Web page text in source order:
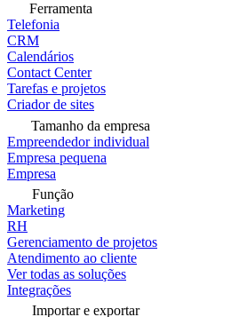
Ferramenta
Telefonia
CRM
Calendários
Contact Center
Tarefas e projetos
Criador de sites
Tamanho da empresa
Empreendedor individual
Empresa pequena
Empresa
Função
Marketing
RH
Gerenciamento de projetos
Atendimento ao cliente
Ver todas as soluções
Integrações
Importar e exportar